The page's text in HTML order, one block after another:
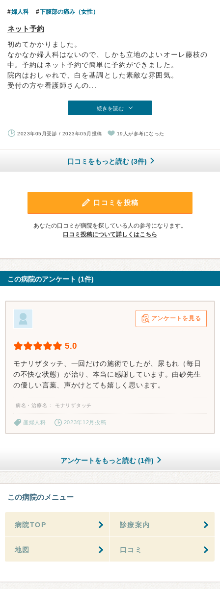
婦人科 下腹部の痛み（女性）
ネット予約
初めてかかりました。
なかなか婦人科はないので、しかも立地のよいオーレ藤枝の
中。予約はネット予約で簡単に予約ができました。
院内はおしゃれで、白を基調とした素敵な雰囲気。
受付の方や看護師さんの...
続きを読む
2023年05月受診 / 2023年05月投稿 19人が参考になった
口コミをもっと読む (3件)
口コミを投稿
あなたの口コミが病院を探している人の参考になります。
口コミ投稿について詳しくはこちら
この病院のアンケート (1件)
アンケートを見る
5.0
モナリザタッチ、一回だけの施術でしたが、尿もれ（毎日
の不快な状態）が治り、本当に感謝しています。由砂先生
の優しい言葉、声かけとても嬉しく思います。
病名・治療名 モナリザタッチ
産婦人科 2023年12月投稿
アンケートをもっと読む (1件)
この病院のメニュー
病院TOP 診療案内
地図 口コミ